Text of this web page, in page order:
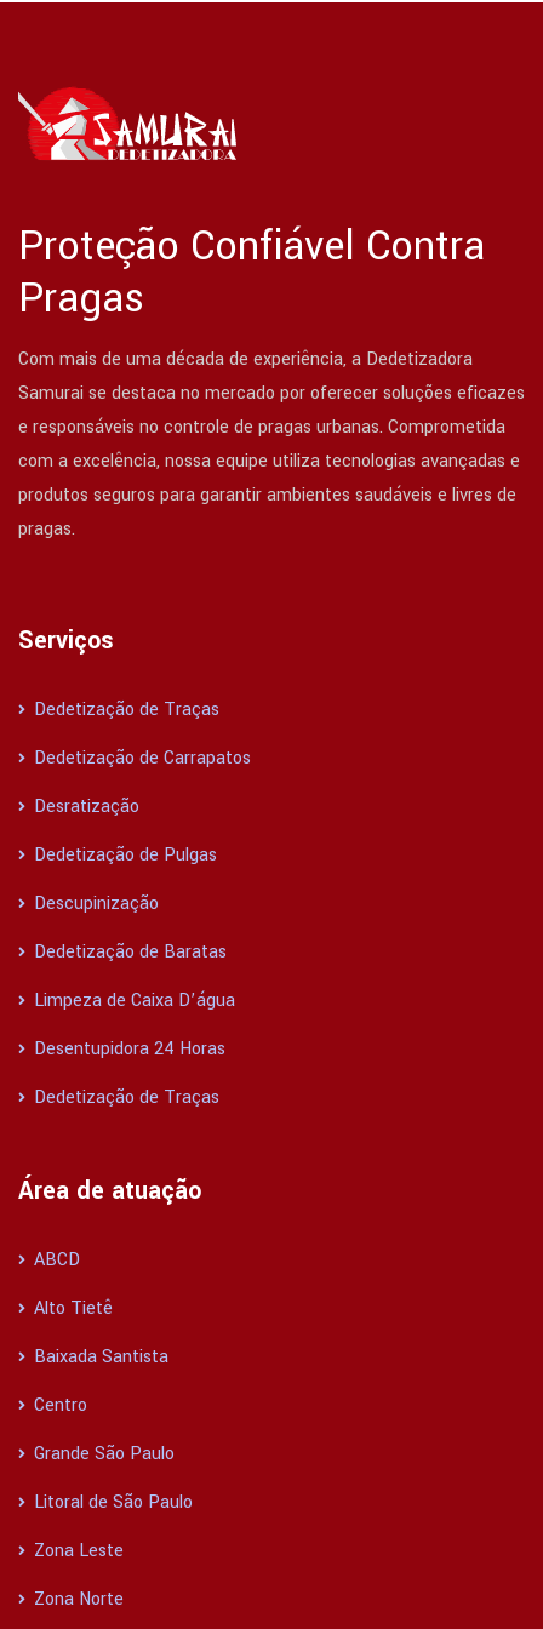
Proteção Confiável Contra
Pragas
Com mais de uma década de experiência, a Dedetizadora
Samurai se destaca no mercado por oferecer soluções eficazes
e responsáveis no controle de pragas urbanas. Comprometida
com a excelência, nossa equipe utiliza tecnologias avançadas e
produtos seguros para garantir ambientes saudáveis e livres de
pragas.
Serviços
Dedetização de Traças
Dedetização de Carrapatos
Desratização
Dedetização de Pulgas
Descupinização
Dedetização de Baratas
Limpeza de Caixa D’água
Desentupidora 24 Horas
Dedetização de Traças
Área de atuação
ABCD
Alto Tietê
Baixada Santista
Centro
Grande São Paulo
Litoral de São Paulo
Zona Leste
Zona Norte